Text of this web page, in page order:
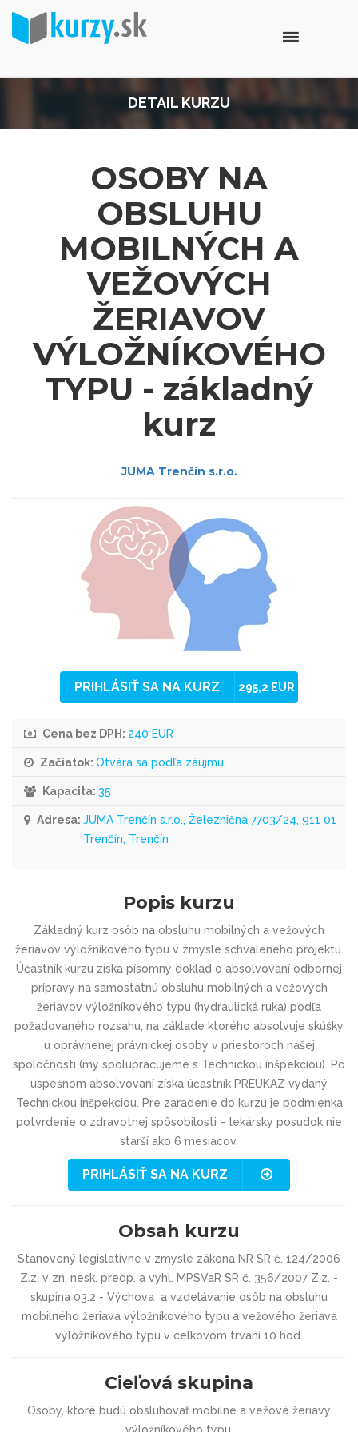
DETAIL KURZU
OSOBY NA
OBSLUHU
MOBILNÝCH A
VEŽOVÝCH
ŽERIAVOV
VÝLOŽNÍKOVÉHO
TYPU - základný
kurz
JUMA Trenčín s.r.o.
PRIHLÁSIŤ SA NA KURZ 295,2 EUR
Cena bez DPH: 240 EUR
Začiatok: Otvára sa podľa záujmu
Kapacita: 35
Adresa: JUMA Trenčín s.r.o., Železničná 7703/24, 911 01
Trenčín, Trenčín
Popis kurzu
Základný kurz osôb na obsluhu mobilných a vežových
žeriavov výložníkového typu v zmysle schváleného projektu.
Účastník kurzu získa písomný doklad o absolvovaní odbornej
prípravy na samostatnú obsluhu mobilných a vežových
žeriavov výložníkového typu (hydraulická ruka) podľa
požadovaného rozsahu, na základe ktorého absolvuje skúšky
u oprávnenej právnickej osoby v priestoroch našej
spoločnosti (my spolupracujeme s Technickou inšpekciou). Po
úspešnom absolvovaní získa účastník PREUKAZ vydaný
Technickou inšpekciou. Pre zaradenie do kurzu je podmienka
potvrdenie o zdravotnej spôsobilosti – lekársky posudok nie
starší ako 6 mesiacov.
PRIHLÁSIŤ SA NA KURZ
Obsah kurzu
Stanovený legislatívne v zmysle zákona NR SR č. 124/2006
Z.z. v zn. nesk. predp. a vyhl. MPSVaR SR č. 356/2007 Z.z. -
skupina 03.2 - Výchova a vzdelávanie osôb na obsluhu
mobilného žeriava výložníkového typu a vežového žeriava
výložníkového typu v celkovom trvaní 10 hod.
Cieľová skupina
Osoby, ktoré budú obsluhovať mobilné a vežové žeriavy
výložníkového typu.